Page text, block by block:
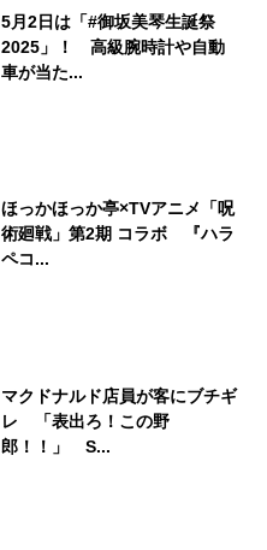
5月2日は「#御坂美琴生誕祭
2025」！ 高級腕時計や自動
車が当た...
ほっかほっか亭×TVアニメ「呪
術廻戦」第2期 コラボ 『ハラ
ペコ...
マクドナルド店員が客にブチギ
レ 「表出ろ！この野
郎！！」 S...